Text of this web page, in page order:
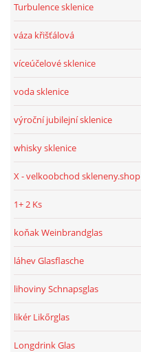
Turbulence sklenice
váza křišťálová
víceúčelové sklenice
voda sklenice
výroční jubilejní sklenice
whisky sklenice
X - velkoobchod skleneny.shop
1+ 2 Ks
koňak Weinbrandglas
láhev Glasflasche
lihoviny Schnapsglas
likér Likőrglas
Longdrink Glas